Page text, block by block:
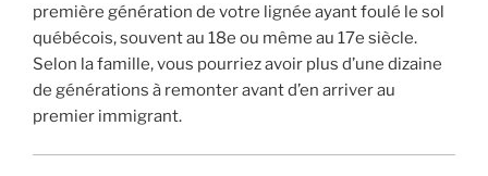
première génération de votre lignée ayant foulé le sol
québécois, souvent au 18e ou même au 17e siècle.
Selon la famille, vous pourriez avoir plus d’une dizaine
de générations à remonter avant d’en arriver au
premier immigrant.